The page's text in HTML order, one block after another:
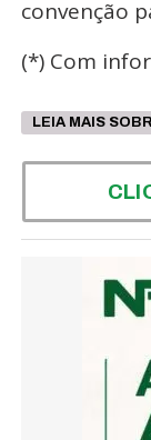
convenção
(*) Com
LEIA MAIS